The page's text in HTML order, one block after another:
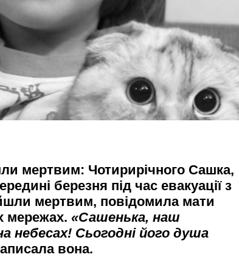
мертвим: Чотирирічного Сашка,
березня під час евакуації з
мертвим, повідомила мати
мережах. «Сашенька, наш
небесах! Сьогодні його душа
вона.